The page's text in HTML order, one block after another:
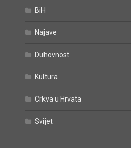
BiH
Najave
Duhovnost
Kultura
Crkva u Hrvata
Svijet